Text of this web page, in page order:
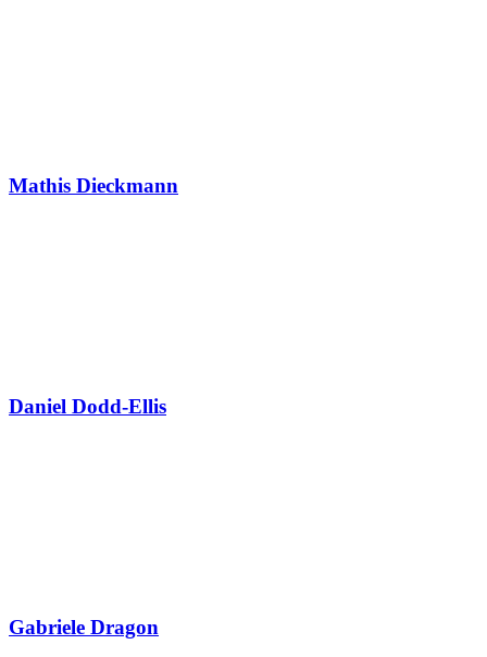
Mathis Dieckmann
Daniel Dodd-Ellis
Gabriele Dragon